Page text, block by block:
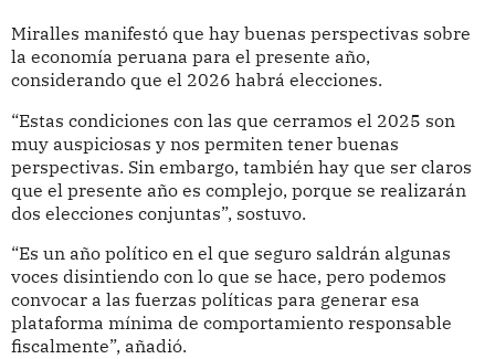
Miralles manifestó que hay buenas perspectivas sobre
la economía peruana para el presente año,
considerando que el 2026 habrá elecciones.
“Estas condiciones con las que cerramos el 2025 son
muy auspiciosas y nos permiten tener buenas
perspectivas. Sin embargo, también hay que ser claros
que el presente año es complejo, porque se realizarán
dos elecciones conjuntas”, sostuvo.
“Es un año político en el que seguro saldrán algunas
voces disintiendo con lo que se hace, pero podemos
convocar a las fuerzas políticas para generar esa
plataforma mínima de comportamiento responsable
fiscalmente”, añadió.